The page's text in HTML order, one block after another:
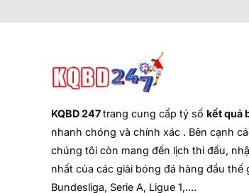
KQBD 247trang cung cấp tỷ số kết quả
nhanh chóng và chính xác . Bên cạnh
chúng tôi còn mang đến lịch thi đấu,
nhất của các giải bóng đá hàng đầu thế
Bundesliga, Serie A, Ligue 1,....